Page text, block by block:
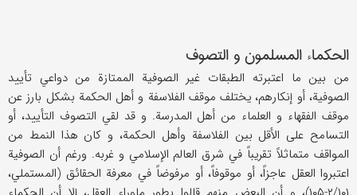
الحكماء المسلمون و التصوف
من بين ما اعتبرته الطبقات غير الصوفية الممتازة من دواعي تأييد
الصوفية، أو إنكارهم، يختلف موقف الفلاسفة و أهل الحكمة بشكل بارز عن
موقف الفقهاء و العلماء من أهل المدرسة. و قد لقي التصوف التأييد، أو
التسامح على الأقل بين الفلاسفة وأهل الحكمة، و كان هذا النمط من
المواقف متماثلاً تقريباً في شرق العالم الإسلامي و غربه. ورغم أن الصوفية
اعتبروا العقل عاجزاً، أو موقوفاً، أو مرفوضاً في معرفة الحقائق (المستملي،